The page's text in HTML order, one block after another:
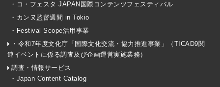
・コ・フェスタ JAPAN国際コンテンツフェスティバル
・カンヌ監督週間 in Tokio
・Festival Scope活用事業
・令和7年度文化庁「国際文化交流・協力推進事業」（TICAD9関
連イベントに係る調査及び企画運営実施業務）
調査・情報サービス
・Japan Content Catalog